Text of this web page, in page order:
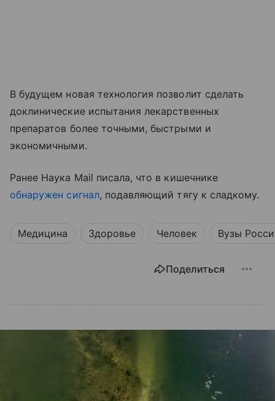
В будущем новая технология позволит сделать
доклинические испытания лекарственных
препаратов более точными, быстрыми и
экономичными.
Ранее Наука Mail писала, что в кишечнике
обнаружен сигнал, подавляющий тягу к сладкому.
Медицина Здоровье Человек Вузы
Поделиться